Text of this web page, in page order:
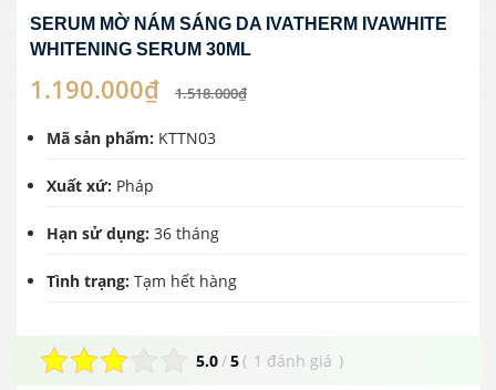
SERUM MỜ NÁM SÁNG DA IVATHERM IVAWHITE
WHITENING SERUM 30ML
1.190.000₫ 1.518.000₫
Mã sản phẩm: KTTN03
Xuất xứ: Pháp
Hạn sử dụng: 36 tháng
Tình trạng: Tạm hết hàng
5.0 /5( 1 đánh giá )